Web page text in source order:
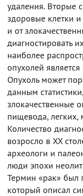
удаления. Вторые
здоровые клетки
и от
диагностировать
наиболее
опухолей
Опухоль может
данным
злокачественные
пищевода,
Количество
возросло в XX
археологи и
люди эпохи
Термин «рак» был
который описал